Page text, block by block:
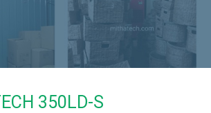
350LD-S